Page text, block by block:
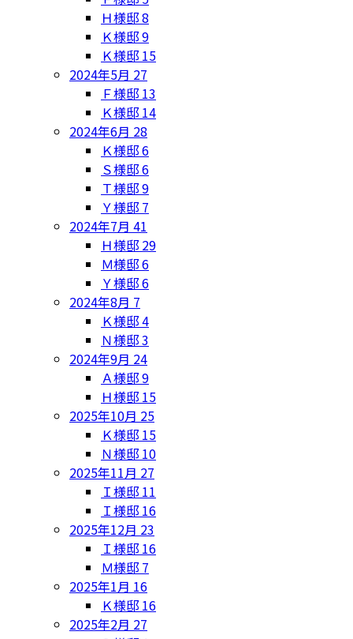
Ｈ様邸8
Ｋ様邸9
Ｋ様邸 15
2024年5月 27
Ｆ様邸 13
Ｋ様邸 14
2024年6月 28
Ｋ様邸6
Ｓ様邸6
Ｔ様邸9
Ｙ様邸 7
2024年7月 41
Ｈ様邸 29
Ｍ様邸6
Ｙ様邸6
2024年8月 7
Ｋ様邸4
Ｎ様邸3
2024年9月 24
Ａ様邸9
Ｈ様邸 15
2025年10月 25
Ｋ様邸 15
Ｎ様邸 10
2025年11月 27
Ｉ様邸 11
Ｉ様邸 16
2025年12月 23
Ｉ様邸 16
Ｍ様邸 7
2025年1月 16
Ｋ様邸 16
2025年2月 27